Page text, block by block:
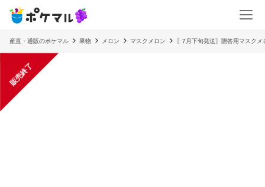
産直・通販のポケマル 果物 メロン マスクメロン 〖7月下旬発送〗贈答用マスク
販売終了